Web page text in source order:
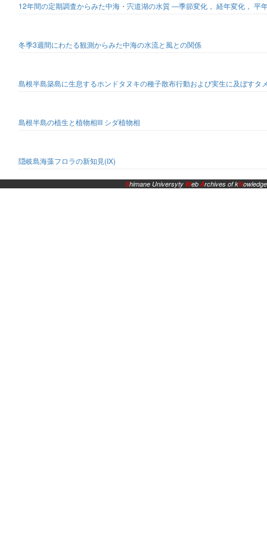
12年間の定期調査からみた中海・宍道湖の水質 ―季節変化， 経年変化， 平
冬季3週間にわたる観測からみた中海の水流と風との関係
島根半島築島に生息するホンドタヌキの種子散布行動および実生に及ぼすタ
島根半島の植生と植物相III シダ植物相
隠岐島海藻フロラの新知見(IX)
Shimane Universyty WebArchives of kNowledge